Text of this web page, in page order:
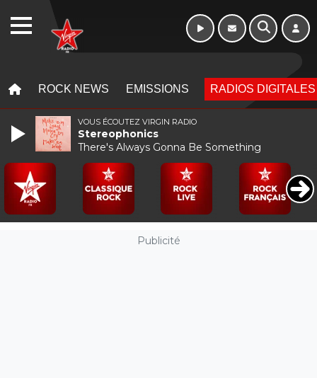
ROCK NEWS EMISSIONS RADIOS DIGITALES
Publicité
VOUS ÉCOUTEZ VIRGIN RADIO
Stereophonics
There's Always Gonna Be Something
WEBRADIO